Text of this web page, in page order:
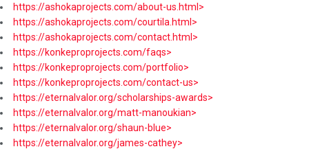
https://ashokaprojects.com/about-us.html>
https://ashokaprojects.com/courtila.html>
https://ashokaprojects.com/contact.html>
https://konkeproprojects.com/faqs>
https://konkeproprojects.com/portfolio>
https://konkeproprojects.com/contact-us>
https://eternalvalor.org/scholarships-awards>
https://eternalvalor.org/matt-manoukian>
https://eternalvalor.org/shaun-blue>
https://eternalvalor.org/james-cathey>